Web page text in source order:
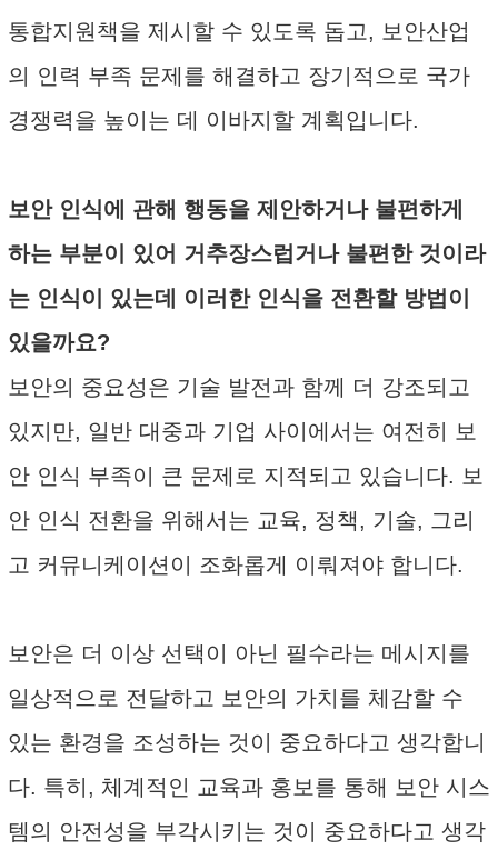
통합지원책을 제시할 수 있도록 돕고, 보안산업
의 인력 부족 문제를 해결하고 장기적으로 국가
경쟁력을 높이는 데 이바지할 계획입니다.
보안 인식에 관해 행동을 제안하거나 불편하게
하는 부분이 있어 거추장스럽거나 불편한 것이라
는 인식이 있는데 이러한 인식을 전환할 방법이
있을까요?
보안의 중요성은 기술 발전과 함께 더 강조되고
있지만, 일반 대중과 기업 사이에서는 여전히 보
안 인식 부족이 큰 문제로 지적되고 있습니다. 보
안 인식 전환을 위해서는 교육, 정책, 기술, 그리
고 커뮤니케이션이 조화롭게 이뤄져야 합니다.
보안은 더 이상 선택이 아닌 필수라는 메시지를
일상적으로 전달하고 보안의 가치를 체감할 수
있는 환경을 조성하는 것이 중요하다고 생각합니
다. 특히, 체계적인 교육과 홍보를 통해 보안 시스
템의 안전성을 부각시키는 것이 중요하다고 생각